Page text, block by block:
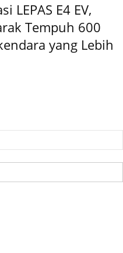
LEPAS E4 EV,
Tempuh 600
yang Lebih